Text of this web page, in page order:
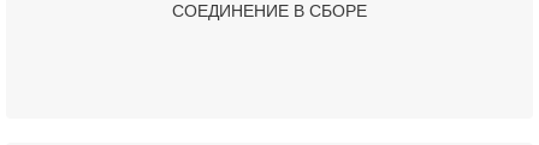
СОЕДИНЕНИЕ В СБОРЕ